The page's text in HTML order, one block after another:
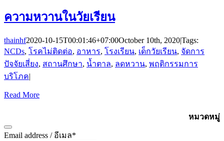
ความหวานในวัยเรียน
thainhf2020-10-15T00:01:46+07:00October 10th, 2020|Tags:
NCDs, โรคไม่ติดต่อ, อาหาร, โรงเรียน, เด็กวัยเรียน, จัดการ
ปัจจัยเสี่ยง, สถานศึกษา, น้ำตาล, ลดหวาน, พฤติกรรมการ
บริโภค|
Read More
หมวดหมู่
Email address / อีเมล*